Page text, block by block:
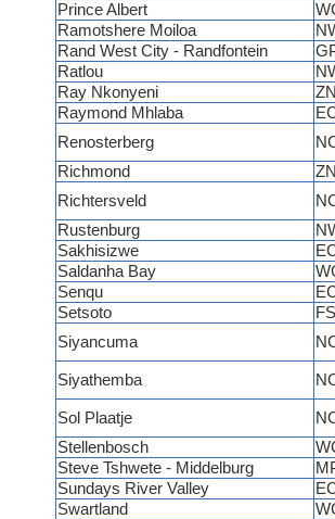
Prince Albert
Ramotshere Moiloa
Rand West City - Randfontein
Ratlou
Ray Nkonyeni
Raymond Mhlaba
Renosterberg
Richmond
Richtersveld
Rustenburg
Sakhisizwe
Saldanha Bay
Senqu
Setsoto
Siyancuma
Siyathemba
Sol Plaatje
Stellenbosch
Steve Tshwete - Middelburg
Sundays River Valley
Swartland